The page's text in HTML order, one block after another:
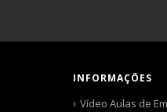
INFORMAÇÕES
Vídeo Aulas de